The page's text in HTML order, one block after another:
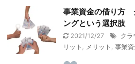
事業資金の借り方
ングという選択肢
2021/12/27 クラ
リット
メリット 事業資